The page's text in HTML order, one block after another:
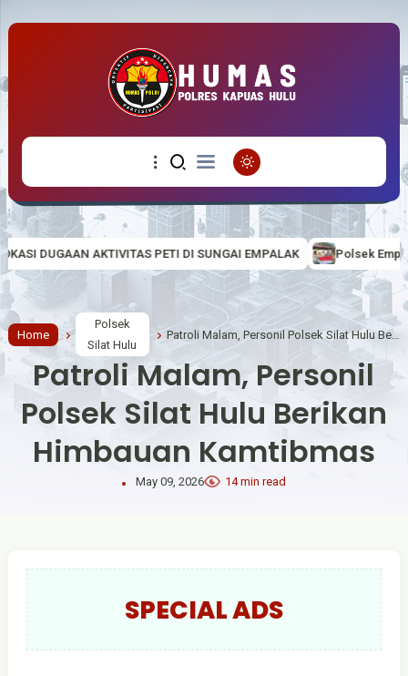
PETI DI SUNGAI EMPALAK Polsek Empanang Bagikan Bendera
Home
Polsek
Silat Hulu
Patroli Malam, Personil Polsek Silat Hulu Berikan Himbauan Kamtibmas
Patroli Malam, Personil
Polsek Silat Hulu Berikan
Himbauan Kamtibmas
May 09, 2026 14 min read
SPECIAL ADS